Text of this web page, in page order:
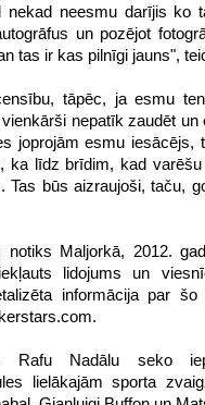
neesmu darījis ko
un pozējot
tas ir kas pilnīgi jauns",
tāpēc, ja esmu
nepatīk zaudēt un
joprojām esmu iesācējs,
ka līdz brīdim, kad varēšu
būs aizraujoši, taču,
Maljorkā, 2012.
lidojums un
informācija par šo
Rafu Nadālu seko
lielākajām sporta